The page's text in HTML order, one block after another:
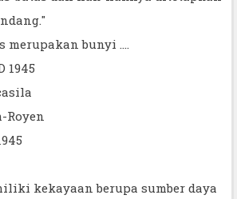
merupakan bunyi ....
1945
Royen
kekayaan berupa sumber daya